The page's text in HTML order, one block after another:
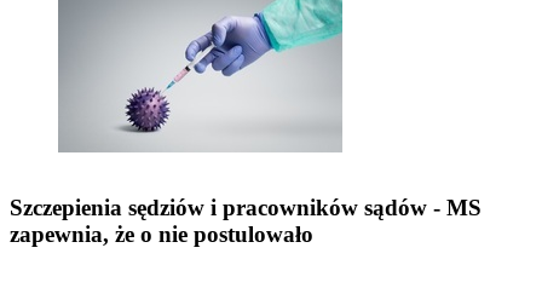
Szczepienia sędziów i pracowników sądów - MS
zapewnia, że o nie postulowało